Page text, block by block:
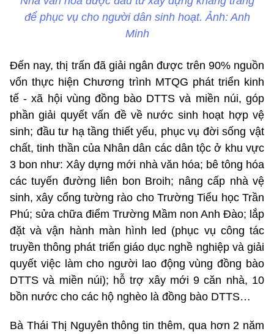
để phục vụ cho người dân sinh hoạt. Ảnh: Anh
Minh
Đến nay, thị trấn đã giải ngân được trên 90% nguồn
vốn thực hiện Chương trình MTQG phát triển kinh
tế - xã hội vùng đồng bào DTTS và miền núi, góp
phần giải quyết vấn đề về nước sinh hoạt hợp vệ
sinh; đầu tư hạ tầng thiết yếu, phục vụ đời sống vật
chất, tinh thần của Nhân dân các dân tộc ở khu vực
3 bon như: Xây dựng mới nhà văn hóa; bê tông hóa
các tuyến đường liên bon Broih; nâng cấp nhà vệ
sinh, xây cổng tường rào cho Trường Tiểu học Trần
Phú; sửa chữa điểm Trường Mầm non Anh Đào; lắp
đặt và vận hành màn hình led (phục vụ công tác
truyền thông phát triển giáo dục nghề nghiệp và giải
quyết việc làm cho người lao động vùng đồng bào
DTTS và miền núi); hỗ trợ xây mới 9 căn nhà, 10
bồn nước cho các hộ nghèo là đồng bào DTTS…
Bà Thái Thị Nguyên thông tin thêm, qua hơn 2 năm